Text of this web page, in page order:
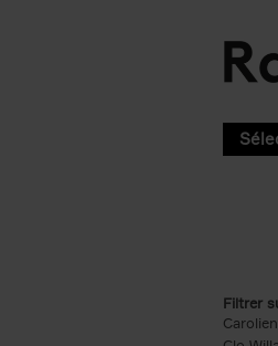
Filtrer